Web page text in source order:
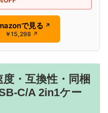
で見る ↗
￥15,298 ↗
・互換性・同梱
A 2in1ケー